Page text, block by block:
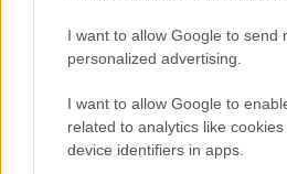
I want to allow Google to send
personalized advertising.
I want to allow Google to
related to analytics like
device identifiers in apps.